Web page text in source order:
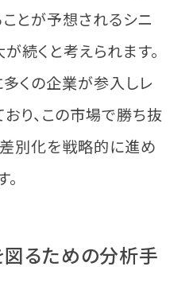
とが予想されるシニ
続くと考えられます。
くの企業が参入しレ
おり、この市場で勝ち抜
別化を戦略的に進め
るための分析手